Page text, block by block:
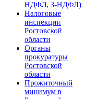
НДФЛ, 3-НДФЛ)
Налоговые
инспекции
Ростовской
области
Органы
прокуратуры
Ростовской
области
Прожиточный
минимум в